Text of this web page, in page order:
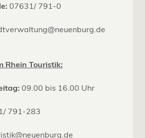
07631/ 791-0
Rhein Touristik:
09.00 bis 16.00 Uhr
791-283